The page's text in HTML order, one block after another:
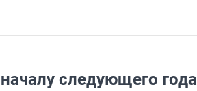
следующего года